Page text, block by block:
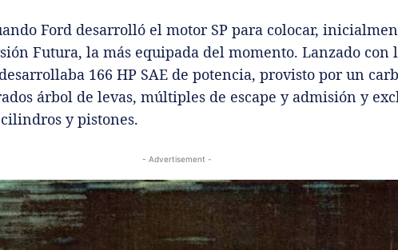
Ford desarrolló el motor SP para colocar,
Futura, la más equipada del momento. Lanzado con
166 HP SAE de potencia, provisto por un
árbol de levas, múltiples de escape y admisión y
y pistones.
- Advertisement -